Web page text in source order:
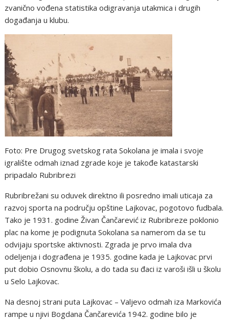
zvanično vođena statistika odigravanja utakmica i drugih
događanja u klubu.
Foto: Pre Drugog svetskog rata Sokolana je imala i svoje
igralište odmah iznad zgrade koje je takođe katastarski
pripadalo Rubribrezi
Rubribrežani su oduvek direktno ili posredno imali uticaja za
razvoj sporta na području opštine Lajkovac, pogotovo fudbala.
Tako je 1931. godine Živan Čančarević iz Rubribreze poklonio
plac na kome je podignuta Sokolana sa namerom da se tu
odvijaju sportske aktivnosti. Zgrada je prvo imala dva
odeljenja i dograđena je 1935. godine kada je Lajkovac prvi
put dobio Osnovnu školu, a do tada su đaci iz varoši išli u školu
u Selo Lajkovac.
Na desnoj strani puta Lajkovac – Valjevo odmah iza Markovića
rampe u njivi Bogdana Čančarevića 1942. godine bilo je